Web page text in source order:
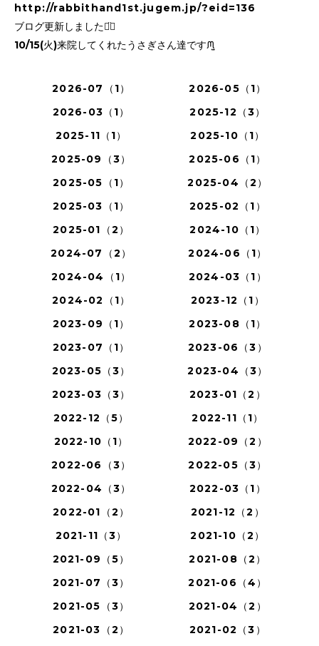
http://rabbithand1st.jugem.jp/?eid=136
ブログ更新しました⌄̈⃝
10/15(火)来院してくれたうさぎさん達ですᙏ̤̫
2026-07（1）
2026-05（1）
2026-03（1）
2025-12（3）
2025-11（1）
2025-10（1）
2025-09（3）
2025-06（1）
2025-05（1）
2025-04（2）
2025-03（1）
2025-02（1）
2025-01（2）
2024-10（1）
2024-07（2）
2024-06（1）
2024-04（1）
2024-03（1）
2024-02（1）
2023-12（1）
2023-09（1）
2023-08（1）
2023-07（1）
2023-06（3）
2023-05（3）
2023-04（3）
2023-03（3）
2023-01（2）
2022-12（5）
2022-11（1）
2022-10（1）
2022-09（2）
2022-06（3）
2022-05（3）
2022-04（3）
2022-03（1）
2022-01（2）
2021-12（2）
2021-11（3）
2021-10（2）
2021-09（5）
2021-08（2）
2021-07（3）
2021-06（4）
2021-05（3）
2021-04（2）
2021-03（2）
2021-02（3）